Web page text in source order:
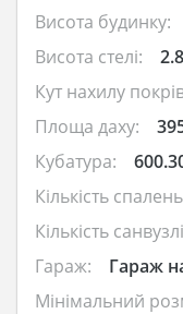
Висота будинку:
Висота стелі:
Кут нахилу
Площа даху:
Кубатура:
Кількість
Кількість
Гараж:
Гараж
Мінімальний